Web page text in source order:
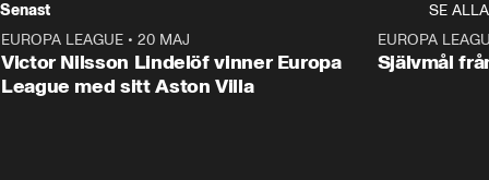
Senast
SE ALLA
EUROPA LEAGUE • 20 MAJ
Victor Nilsson Lindelöf vinner Europa
League med sitt Aston Villa
EUROPA
Självmål